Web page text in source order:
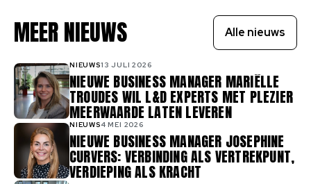
MEER NIEUWS Alle nieuws
NIEUWE BUSINESS MANAGER MARIËLLE
TROUDES WIL L&D EXPERTS MET PLEZIER
MEERWAARDE LATEN LEVEREN
NIEUWS13 JULI 2026
NIEUWE BUSINESS MANAGER JOSEPHINE
CURVERS: VERBINDING ALS VERTREKPUNT,
VERDIEPING ALS KRACHT
NIEUWS4 MEI 2026